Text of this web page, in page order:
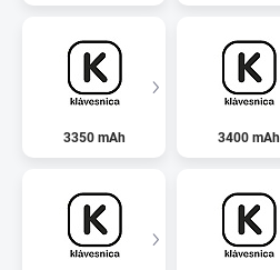
3350 mAh 3400 mAh